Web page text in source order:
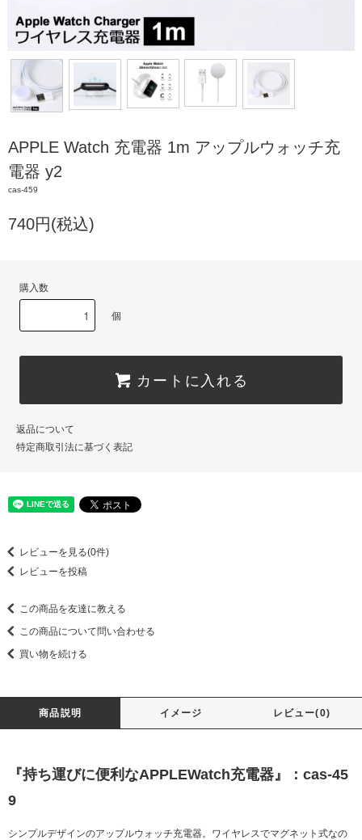
APPLE Watch 充電器 1m アップルウォッチ充
電器 y2
cas-459
740円(税込)
購入数
個
カートに入れる
返品について
特定商取引法に基づく表記
レビューを見る(0件)
レビューを投稿
この商品を友達に教える
この商品について問い合わせる
買い物を続ける
商品説明 イメージ レビュー(0)
『持ち運びに便利なAPPLEWatch充電器』：cas-45
9
シンプルデザインのアップルウォッチ充電器。ワイヤレスでマグネット式なの